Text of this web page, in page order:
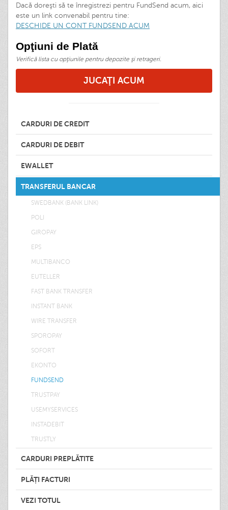
Dacă doreşti să te înregistrezi pentru FundSend acum, aici
este un link convenabil pentru tine:
DESCHIDE UN CONT FUNDSEND ACUM
Opţiuni de Plată
Verifică lista cu opţiunile pentru depozite şi retrageri.
JUCAŢI ACUM
CARDURI DE CREDIT
CARDURI DE DEBIT
EWALLET
TRANSFERUL BANCAR
SWEDBANK (BANK LINK)
POLI
GIROPAY
EPS
MULTIBANCO
EUTELLER
FAST BANK TRANSFER
INSTANT BANK
WIRE TRANSFER
SPOROPAY
SOFORT
EKONTO
FUNDSEND
TRUSTPAY
USEMYSERVICES
INSTADEBIT
TRUSTLY
CARDURI PREPLĂTITE
PLĂȚI FACTURI
VEZI TOTUL